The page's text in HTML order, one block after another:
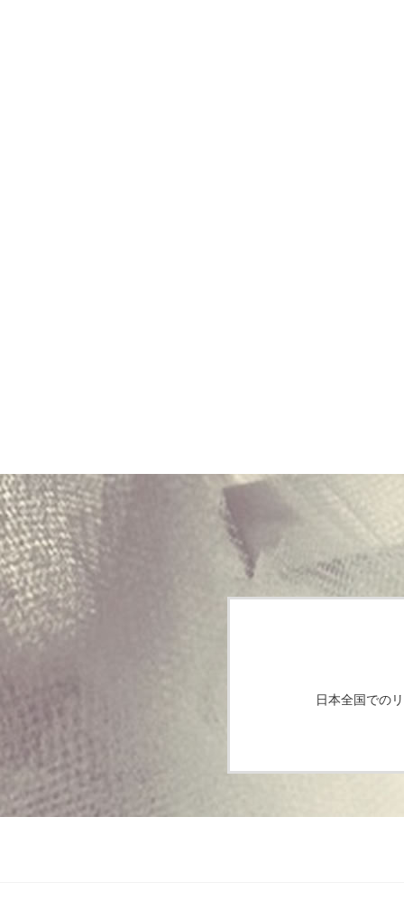
日本全国での